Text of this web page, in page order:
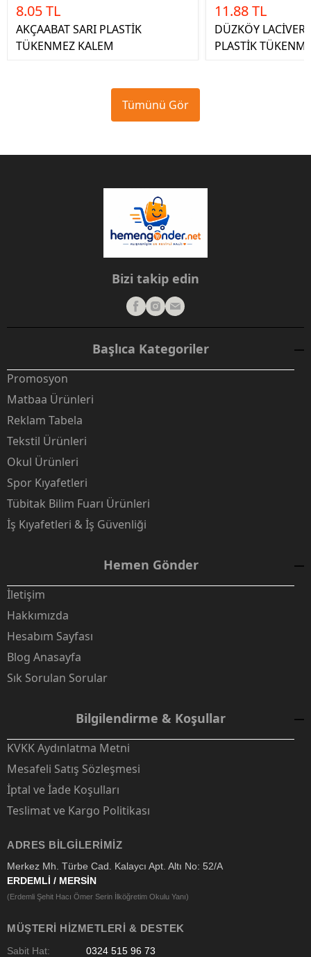
8.05 TL
AKÇAABAT SARI PLASTİK
TÜKENMEZ KALEM
11.88 TL
DÜZKÖY
PLASTİK
Tümünü Gör
Bizi takip edin
Başlıca Kategoriler
Promosyon
Matbaa Ürünleri
Reklam Tabela
Tekstil Ürünleri
Okul Ürünleri
Spor Kıyafetleri
Tübitak Bilim Fuarı Ürünleri
İş Kıyafetleri & İş Güvenliği
Hemen Gönder
İletişim
Hakkımızda
Hesabım Sayfası
Blog Anasayfa
Sık Sorulan Sorular
Bilgilendirme & Koşullar
KVKK Aydınlatma Metni
Mesafeli Satış Sözleşmesi
İptal ve İade Koşulları
Teslimat ve Kargo Politikası
ADRES BILGILERIMIZ
Merkez Mh. Türbe Cad. Kalaycı Apt. Altı No: 52/A
ERDEMLİ / MERSİN
(Erdemli Şehit Hacı Ömer Serin İlköğretim Okulu Yanı)
MÜŞTERI HIZMETLERI & DESTEK
Sabit Hat: 0324 515 96 73